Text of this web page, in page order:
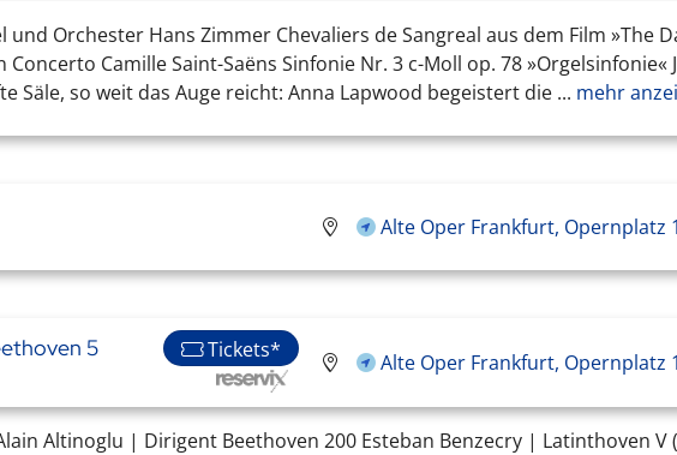
Orchester Hans Zimmer Chevaliers de Sangreal aus dem Film »The
Camille Saint-Saëns Sinfonie Nr. 3 c-Moll op. 78
Säle, so weit das Auge reicht: Anna Lapwood begeistert die ... mehr
Alte Oper Frankfurt, Opernplatz
5 Tickets*
Alte Oper Frankfurt, Opernplatz
Altinoglu | Dirigent Beethoven 200 Esteban Benzecry | Latinthoven